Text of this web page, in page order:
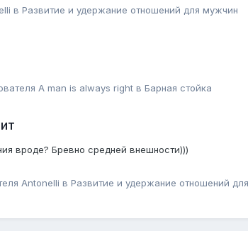
в Pазвитие и удержание отношений для мужчин
A man is always right в Барная стойка
вроде? Бревно средней внешности)))
Antonelli в Pазвитие и удержание отношений